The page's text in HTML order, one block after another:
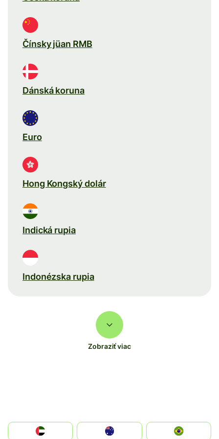
Čínsky jüan RMB
Dánská koruna
Euro
Hong Kongský dolár
Indická rupia
Indonézska rupia
Zobraziť viac
الإمارات العربية المتحدة